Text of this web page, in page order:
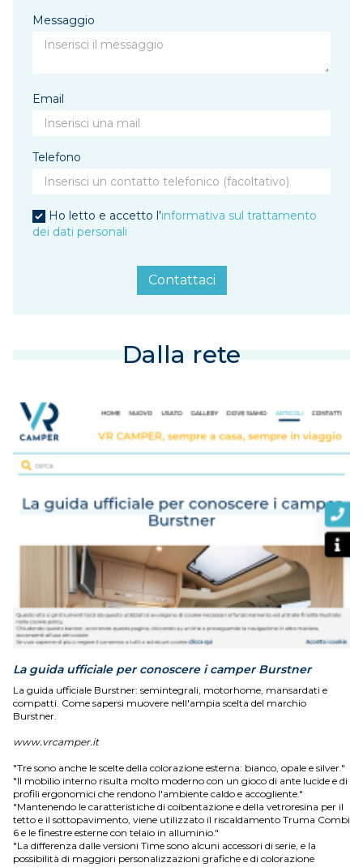
Messaggio
Email
Telefono
Ho letto e accetto l'informativa sul trattamento
dei dati personali
Contattaci
Dalla rete
La guida ufficiale per conoscere i camper Burstner
La guida ufficiale Burstner: semintegrali, motorhome, mansardati e
compatti. Come sapersi muovere nell'ampia scelta del marchio
Burstner.
www.vrcamper.it
"Tre sono anche le scelte della colorazione esterna: bianco, opale e silver."
"Il mobilio interno risulta molto moderno con un gioco di ante lucide e di
profili ergonomici che rendono l'ambiente caldo e accogliente."
"Mantenendo le caratteristiche di coibentazione e della vetroresina per il
tetto e il sottopavimento, viene utilizzato il riscaldamento Truma Combi
6 e le finestre esterne con telaio in alluminio."
"La differenza dalle versioni Time sono alcuni accessori di serie, e la
possibilità di maggiori personalizzazioni grafiche e di colorazione